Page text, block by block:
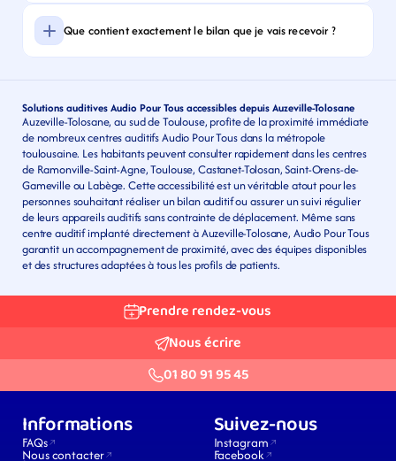
Que contient exactement le bilan que je vais recevoir ?
Solutions auditives Audio Pour Tous accessibles depuis Auzeville-Tolosane
Auzeville-Tolosane, au sud de Toulouse, profite de la proximité immédiate
de nombreux centres auditifs Audio Pour Tous dans la métropole
toulousaine. Les habitants peuvent consulter rapidement dans les centres
de Ramonville-Saint-Agne, Toulouse, Castanet-Tolosan, Saint-Orens-de-
Gameville ou Labège. Cette accessibilité est un véritable atout pour les
personnes souhaitant réaliser un bilan auditif ou assurer un suivi régulier
de leurs appareils auditifs sans contrainte de déplacement. Même sans
centre auditif implanté directement à Auzeville-Tolosane, Audio Pour Tous
garantit un accompagnement de proximité, avec des équipes disponibles
et des structures adaptées à tous les profils de patients.
Prendre rendez-vous
Nous écrire
01 80 91 95 45
Informations
FAQs
Nous contacter
Suivez-nous
Instagram
Facebook